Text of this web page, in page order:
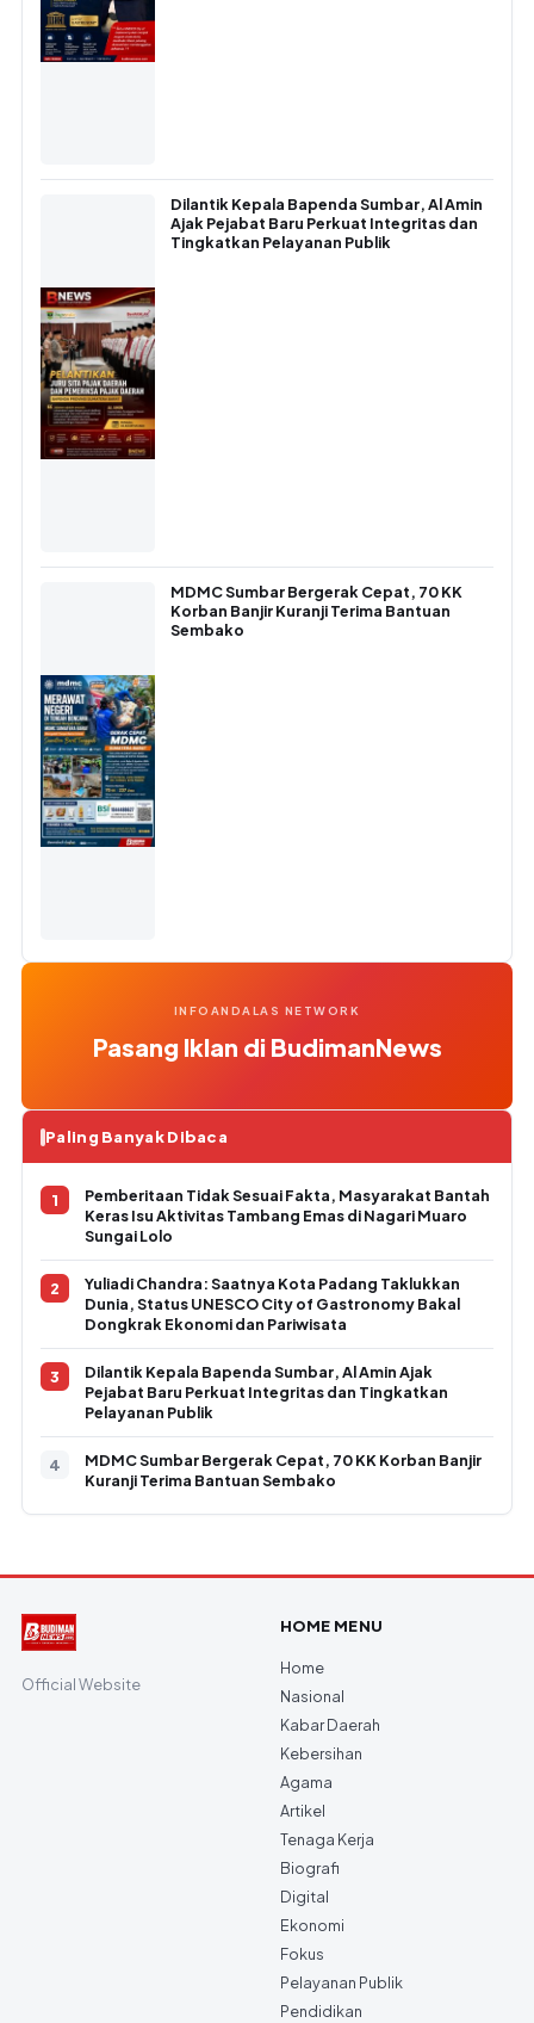
Dilantik Kepala Bapenda Sumbar, Al Amin
Ajak Pejabat Baru Perkuat Integritas dan
Tingkatkan Pelayanan Publik
MDMC Sumbar Bergerak Cepat, 70 KK
Korban Banjir Kuranji Terima Bantuan
Sembako
INFOANDALAS NETWORK
Pasang Iklan di BudimanNews
Paling Banyak Dibaca
Pemberitaan Tidak Sesuai Fakta, Masyarakat Bantah
Keras Isu Aktivitas Tambang Emas di Nagari Muaro
Sungai Lolo
Yuliadi Chandra: Saatnya Kota Padang Taklukkan
Dunia, Status UNESCO City of Gastronomy Bakal
Dongkrak Ekonomi dan Pariwisata
Dilantik Kepala Bapenda Sumbar, Al Amin Ajak
Pejabat Baru Perkuat Integritas dan Tingkatkan
Pelayanan Publik
MDMC Sumbar Bergerak Cepat, 70 KK Korban Banjir
Kuranji Terima Bantuan Sembako
Official Website
HOME MENU
Home
Nasional
Kabar Daerah
Kebersihan
Agama
Artikel
Tenaga Kerja
Biografi
Digital
Ekonomi
Fokus
Pelayanan Publik
Pendidikan